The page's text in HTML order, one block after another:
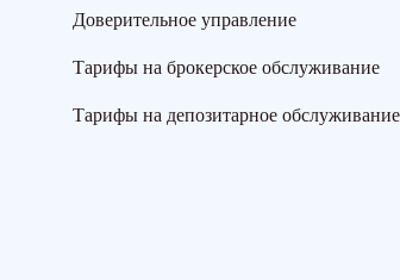
Доверительное управление
Тарифы на брокерское обслуживание
Тарифы на депозитарное обслуживание